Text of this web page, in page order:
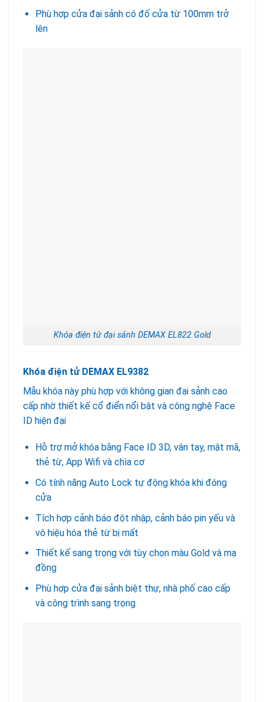
Phù hợp cửa đại sảnh có đố cửa từ 100mm trở
lên
Khóa điện tử đại sảnh DEMAX EL822 Gold
Khóa điện tử DEMAX EL9382
Mẫu khóa này phù hợp với không gian đại sảnh cao
cấp nhờ thiết kế cổ điển nổi bật và công nghệ Face
ID hiện đại
Hỗ trợ mở khóa bằng Face ID 3D, vân tay, mật mã,
thẻ từ, App Wifi và chìa cơ
Có tính năng Auto Lock tự động khóa khi đóng
cửa
Tích hợp cảnh báo đột nhập, cảnh báo pin yếu và
vô hiệu hóa thẻ từ bị mất
Thiết kế sang trọng với tùy chọn màu Gold và mạ
đồng
Phù hợp cửa đại sảnh biệt thự, nhà phố cao cấp
và công trình sang trọng